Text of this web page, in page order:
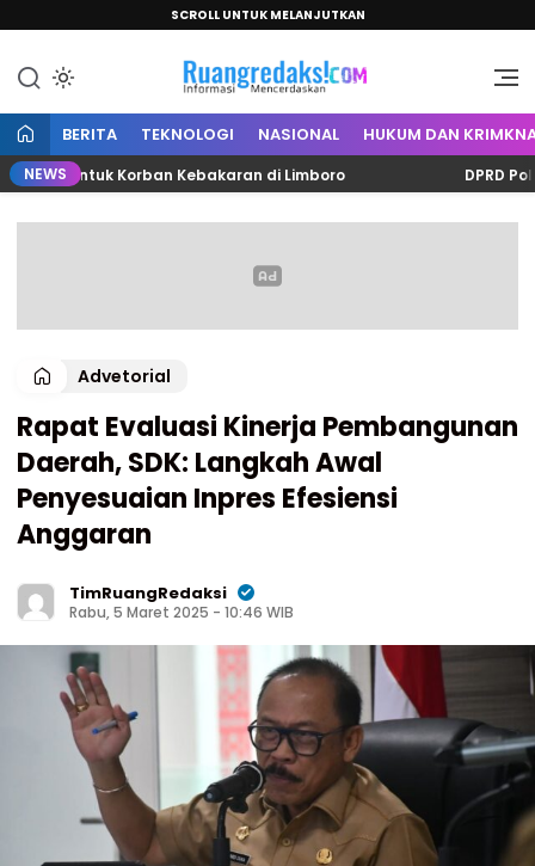
SCROLL UNTUK MELANJUTKAN
Ruang Redaksi
Informasi Mencerdaskan
BERITA TEKNOLOGI NASIONAL HUKUM DAN
NEWS
untuk Korban Kebakaran di Limboro DPRD
Advetorial
Rapat Evaluasi Kinerja Pembangunan
Daerah, SDK: Langkah Awal
Penyesuaian Inpres Efesiensi
Anggaran
TimRuangRedaksi
Rabu, 5 Maret 2025 - 10:46 WIB